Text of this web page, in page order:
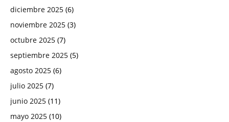
diciembre 2025 (6)
noviembre 2025 (3)
octubre 2025 (7)
septiembre 2025 (5)
agosto 2025 (6)
julio 2025 (7)
junio 2025 (11)
mayo 2025 (10)